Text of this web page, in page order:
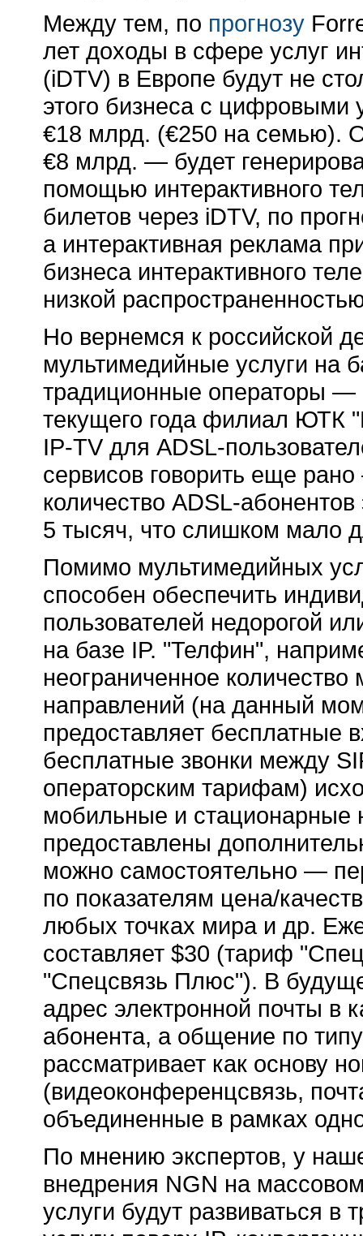
Между тем, по прогнозу
лет доходы в сфере услуг
(iDTV) в Европе будут не
этого бизнеса с цифровыми
€18 млрд. (€250 на семью).
€8 млрд. — будет
помощью интерактивного
билетов через iDTV, по
а интерактивная реклама
бизнеса интерактивного
низкой
Но вернемся к российской
мультимедийные услуги на
традиционные операторы —
текущего года филиал ЮТК
IP-TV для ADSL-
сервисов говорить еще
количество ADSL-абонентов
5 тысяч, что слишком мало
Помимо мультимедийных
способен обеспечить
пользователей недорогой
на базе IP. "Телфин",
неограниченное
направлений (на данный
предоставляет бесплатные
бесплатные звонки между
операторским тарифам)
мобильные и стационарные
предоставлены
можно самостоятельно —
по показателям цена/
любых точках мира и др.
составляет $30 (тариф
"Спецсвязь Плюс"). В
адрес электронной почты в
абонента, а общение по
рассматривает как основу
(видеоконференцсвязь,
объединенные в рамках
По мнению экспертов, у
внедрения NGN на
услуги будут развиваться в